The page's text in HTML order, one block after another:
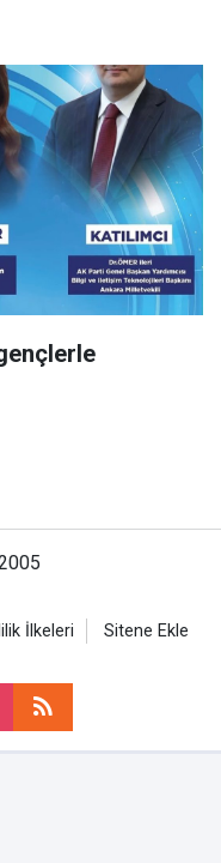
İlkeleri Sitene Ekle